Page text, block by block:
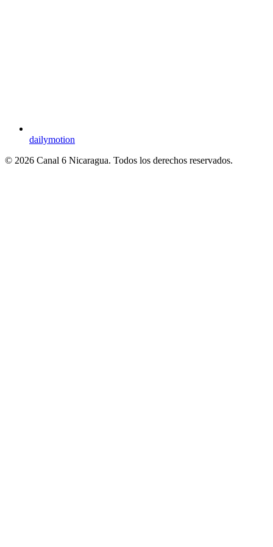
dailymotion
© 2026 Canal 6 Nicaragua. Todos los derechos reservados.